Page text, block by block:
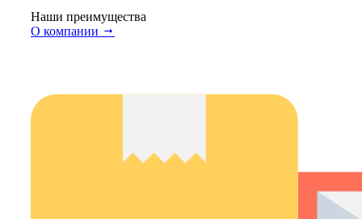
Наши преимущества
О компании